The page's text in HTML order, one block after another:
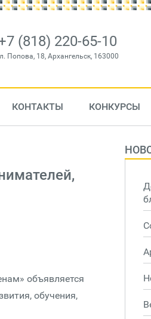
(818) 220-65-10
Попова, 18, Архангельск, 163000
КОНТАКТЫ КОНКУРСЫ
объявляется
обучения,